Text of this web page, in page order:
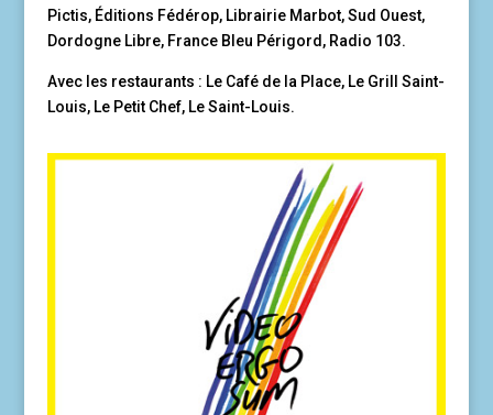
Pictis, Éditions Fédérop, Librairie Marbot, Sud Ouest,
Dordogne Libre, France Bleu Périgord, Radio 103.
Avec les restaurants : Le Café de la Place, Le Grill Saint-
Louis, Le Petit Chef, Le Saint-Louis.